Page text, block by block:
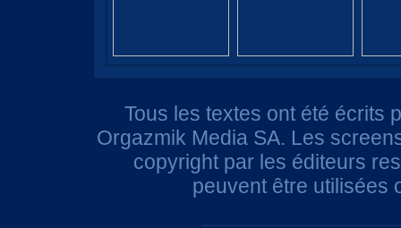
Tous les textes ont été écrits
Orgazmik Media SA. Les
copyright par les éditeurs
peuvent être utilisées